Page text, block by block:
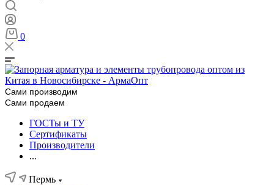
0
Сами производим
Сами продаем
ГОСТы и ТУ
Сертификаты
Производители
...
Пермь